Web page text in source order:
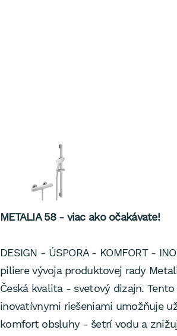
METALIA 58 - viac ako očakávate!
DESIGN - ÚSPORA - KOMFORT -
piliere vývoja produktovej rady
Česká kvalita - svetový dizajn.
inovatívnymi riešeniami umožňuje
komfort obsluhy - šetrí vodu a